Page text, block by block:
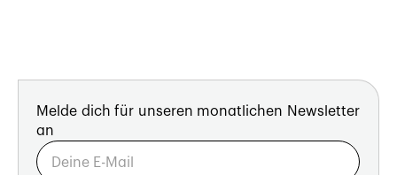
Melde dich für unseren monatlichen Newsletter
an